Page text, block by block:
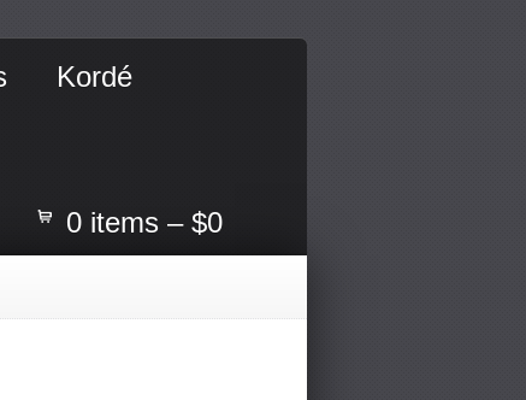
Kordé
0 items – $0